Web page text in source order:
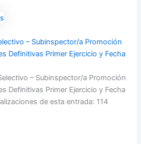
– Subinspector/a Promoción
Definitivas Primer Ejercicio y Fecha
– Subinspector/a Promoción
Definitivas Primer Ejercicio y Fecha
de esta entrada: 114